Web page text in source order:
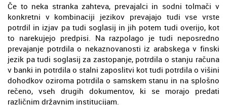
Če to neka stranka zahteva, prevajalci in sodni tolmači v
konkretni v kombinaciji jezikov prevajajo tudi vse vrste
potrdil in izjav pa tudi soglasij in jih potem tudi overijo, kot
to narekujejo predpisi. Na razpolago je tudi neposredno
prevajanje potrdila o nekaznovanosti iz arabskega v finski
jezik pa tudi soglasij za zastopanje, potrdila o stanju računa
v banki in potrdila o stalni zaposlitvi kot tudi potrdila o višini
dohodkov oziroma potrdila o samskem stanu in na splošno
rečeno, vseh drugih dokumentov, ki se morajo predati
različnim državnim institucijam.